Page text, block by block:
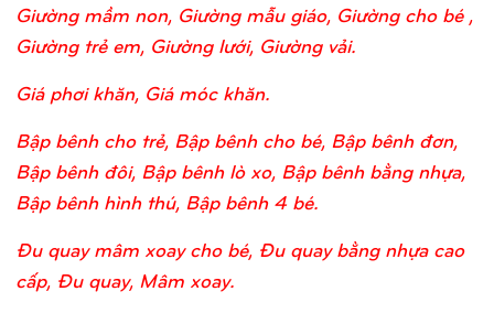
Giường mầm non, Giường mẫu giáo, Giường cho bé ,
Giường trẻ em, Giường lưới, Giường vải.
Giá phơi khăn, Giá móc khăn.
Bập bênh cho trẻ, Bập bênh cho bé, Bập bênh đơn,
Bập bênh đôi, Bập bênh lò xo, Bập bênh bằng nhựa,
Bập bênh hình thú, Bập bênh 4 bé.
Đu quay mâm xoay cho bé, Đu quay bằng nhựa cao
cấp, Đu quay, Mâm xoay.